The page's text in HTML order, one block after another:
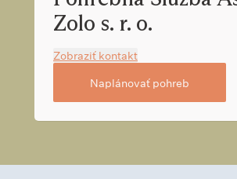
Zolo s. r. o.
Zobraziť kontakt
Naplánovať pohreb